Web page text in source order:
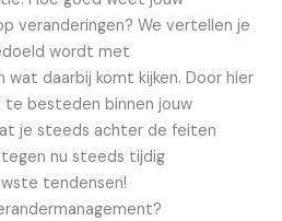
veranderingen? We vertellen je
wordt met
daarbij komt kijken. Door hier
te besteden binnen jouw
je steeds achter de feiten
nu steeds tijdig
tendensen!